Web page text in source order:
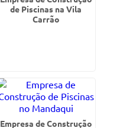
de Piscinas na Vila
Carrão
Empresa de Construção